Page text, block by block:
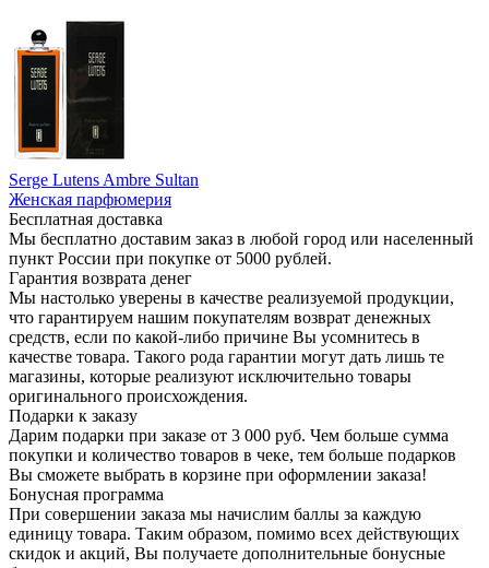
Serge Lutens Ambre Sultan
Женская парфюмерия
Бесплатная доставка
Мы бесплатно доставим заказ в любой город или населенный
пункт России при покупке от 5000 рублей.
Гарантия возврата денег
Мы настолько уверены в качестве реализуемой продукции,
что гарантируем нашим покупателям возврат денежных
средств, если по какой-либо причине Вы усомнитесь в
качестве товара. Такого рода гарантии могут дать лишь те
магазины, которые реализуют исключительно товары
оригинального происхождения.
Подарки к заказу
Дарим подарки при заказе от 3 000 руб. Чем больше сумма
покупки и количество товаров в чеке, тем больше подарков
Вы сможете выбрать в корзине при оформлении заказа!
Бонусная программа
При совершении заказа мы начислим баллы за каждую
единицу товара. Таким образом, помимо всех действующих
скидок и акций, Вы получаете дополнительные бонусные